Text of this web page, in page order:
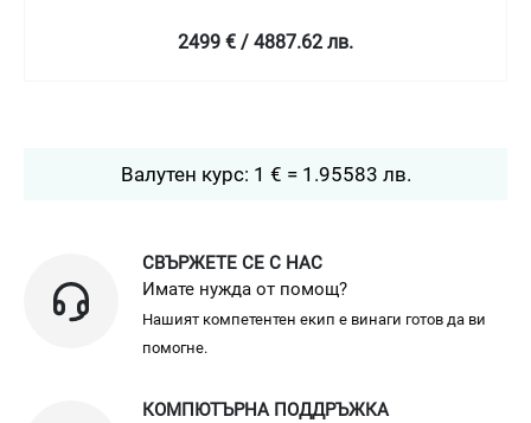
2499 € / 4887.62 лв.
Валутен курс: 1 € = 1.95583 лв.
СВЪРЖЕТЕ СЕ С НАС
Имате нужда от помощ?
Нашият компетентен екип е винаги готов да ви
помогне.
КОМПЮТЪРНА ПОДДРЪЖКА